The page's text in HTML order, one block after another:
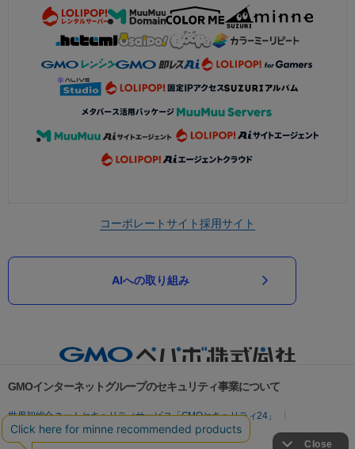
コーポレートサイト採用サイト
AIへの取り組み
GMOインターネットグループのセキュリティ事業について
世界初総合ネットセキュリティサービス「GMOセキュリティ24」
パスワード漏洩診断
Webサイトリスク診断